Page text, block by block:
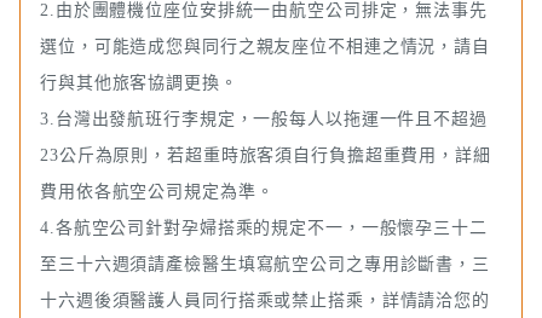
2.由於團體機位座位安排統一由航空公司排定，無法事先
選位，可能造成您與同行之親友座位不相連之情況，請自
行與其他旅客協調更換。
3.台灣出發航班行李規定，一般每人以拖運一件且不超過
23公斤為原則，若超重時旅客須自行負擔超重費用，詳細
費用依各航空公司規定為準。
4.各航空公司針對孕婦搭乘的規定不一，一般懷孕三十二
至三十六週須請產檢醫生填寫航空公司之專用診斷書，三
十六週後須醫護人員同行搭乘或禁止搭乘，詳情請洽您的